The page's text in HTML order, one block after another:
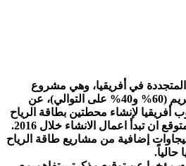
المتجددة في أفريقيا، وهي مشروع
مشترك بين أكتيس وماينستريم (60% و40% على التوالي)، عن
لإنشاء محطتين بطاقة الرياح
لإنتاج 250 ميجاوات، ومن المتوقع ان تبدأ اعمال الانشاء خلال 2016.
لديها بالفعل 360 ميجاوات إضافية من مشاريع طاقة الرياح
حالياً.